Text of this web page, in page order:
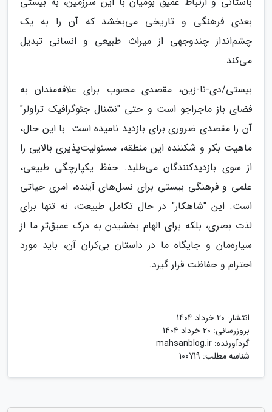
بعدی فرهنگی و تاریخی می‌بخشد که آن را به یک
چشم‌انداز چندوجهی از میراث طبیعی و انسانی تبدیل
می‌کند.
بیستی/دی-نا-زین، مقصدی محبوب برای علاقه‌مندان به
فضای باز ماجراجو است و حتی "نشنال جئوگرافیک تراولر"
آن را مقصدی ضروری برای بازدید نامیده است. با این حال،
ماهیت بکر و شکننده این منطقه، مسئولیت‌پذیری بالایی را
از سوی بازدیدکنندگان می‌طلبد. حفظ یکپارچگی طبیعی،
علمی و فرهنگی بیستی برای نسل‌های آینده، امری حیاتی
است. این "شاهکار" در حال تکامل طبیعت، نه تنها برای
لذت بصری، بلکه برای الهام بخشیدن به درک عمیق‌تر ما از
سیاره‌مان و جایگاه ما در داستان بی‌کران آن، باید مورد
احترام و حفاظت قرار گیرد.
انتشار: 20 خرداد 1404
بروزرسانی: 20 خرداد 1404
گردآورنده: mahsanblog.ir
شناسه مطلب: 100719